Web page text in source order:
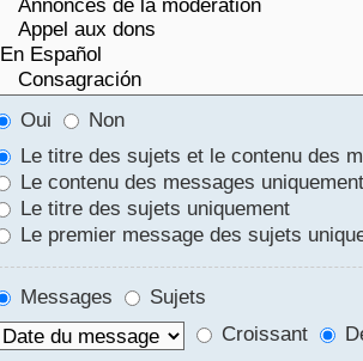
Oui
Non
Le titre des sujets et le contenu des
Le contenu des messages uniquement
Le titre des sujets uniquement
Le premier message des sujets
Messages
Sujets
Croissant